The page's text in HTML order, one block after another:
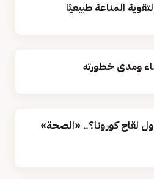
ومدى خطورته
لقاح كورونا؟.. «الصحة»